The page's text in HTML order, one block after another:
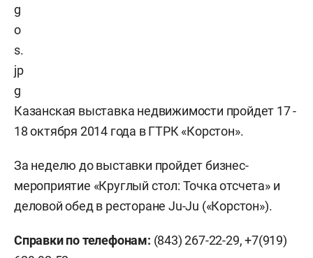
Казанская выставка недвижимости пройдет 17 -
18 октября 2014 года в ГТРК «Корстон».
За неделю до выставки пройдет бизнес-
мероприятие «Круглый стол: Точка отсчета» и
деловой обед в ресторане Ju-Ju («Корстон»).
Справки по телефонам: (843) 267-22-29, +7(919)